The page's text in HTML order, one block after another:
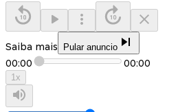
Saiba mais Pular anuncio
00:00 00:00
1x